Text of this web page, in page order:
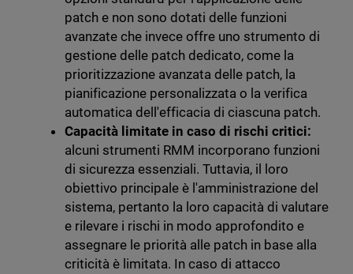
patch e non sono dotati delle funzioni
avanzate che invece offre uno strumento di
gestione delle patch dedicato, come la
prioritizzazione avanzata delle patch, la
pianificazione personalizzata o la verifica
automatica dell'efficacia di ciascuna patch.
Capacità limitate in caso di rischi critici:
alcuni strumenti RMM incorporano funzioni
di sicurezza essenziali. Tuttavia, il loro
obiettivo principale è l'amministrazione del
sistema, pertanto la loro capacità di valutare
e rilevare i rischi in modo approfondito e
assegnare le priorità alle patch in base alla
criticità è limitata. In caso di attacco